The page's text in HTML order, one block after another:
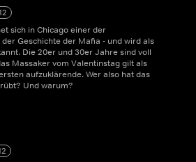
sich in Chicago einer der
Geschichte der Mafia - und wird als
Die 20er und 30er Jahre sind voll
Massaker vom Valentinstag gilt als
aufzuklärende. Wer also hat das
Und warum?